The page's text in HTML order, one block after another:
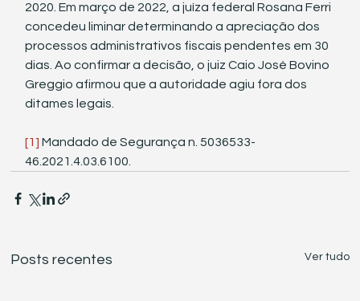
2020. Em março de 2022, a juíza federal Rosana Ferri
concedeu liminar determinando a apreciação dos
processos administrativos fiscais pendentes em 30
dias. Ao confirmar a decisão, o juiz Caio José Bovino
Greggio afirmou que a autoridade agiu fora dos
ditames legais.
[1] Mandado de Segurança n. 5036533-
46.2021.4.03.6100.
Posts recentes Ver tudo